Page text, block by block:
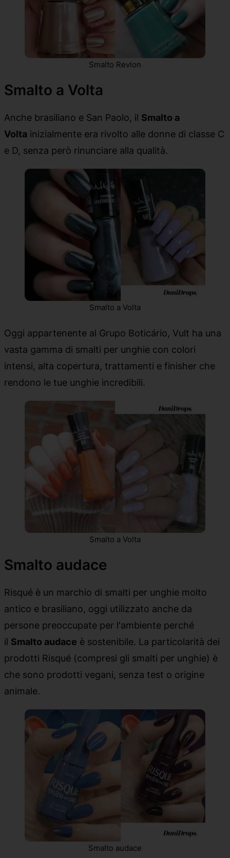
Smalto Revlon
Smalto a Volta
Anche brasiliano e San Paolo, il Smalto a
Volta inizialmente era rivolto alle donne di classe C
e D, senza però rinunciare alla qualità.
Smalto a Volta
Oggi appartenente al Grupo Boticário, Vult ha una
vasta gamma di smalti per unghie con colori
intensi, alta copertura, trattamenti e finisher che
rendono le tue unghie incredibili.
Smalto a Volta
Smalto audace
Risqué è un marchio di smalti per unghie molto
antico e brasiliano, oggi utilizzato anche da
persone preoccupate per l'ambiente perché
il Smalto audace è sostenibile. La particolarità dei
prodotti Risqué (compresi gli smalti per unghie) è
che sono prodotti vegani, senza test o origine
animale.
Smalto audace